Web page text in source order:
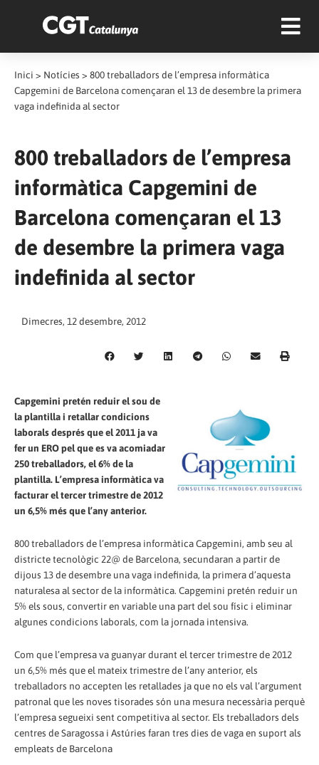
Inici > Notícies > 800 treballadors de l’empresa informàtica
Capgemini de Barcelona començaran el 13 de desembre la primera
vaga indefinida al sector
800 treballadors de l’empresa
informàtica Capgemini de
Barcelona començaran el 13
de desembre la primera vaga
indefinida al sector
Dimecres, 12 desembre, 2012
Capgemini pretén reduir el sou de
la plantilla i retallar condicions
laborals després que el 2011 ja va
fer un ERO pel que es va acomiadar
250 treballadors, el 6% de la
plantilla. L’empresa informàtica va
facturar el tercer trimestre de 2012
un 6,5% més que l’any anterior.
800 treballadors de l’empresa informàtica Capgemini, amb seu al
districte tecnològic 22@ de Barcelona, secundaran a partir de
dijous 13 de desembre una vaga indefinida, la primera d’aquesta
naturalesa al sector de la informàtica. Capgemini pretén reduir un
5% els sous, convertir en variable una part del sou físic i eliminar
algunes condicions laborals, com la jornada intensiva.
Com que l’empresa va guanyar durant el tercer trimestre de 2012
un 6,5% més que el mateix trimestre de l’any anterior, els
treballadors no accepten les retallades ja que no els val l’argument
patronal que les noves tisorades són una mesura necessària perquè
l’empresa segueixi sent competitiva al sector. Els treballadors dels
centres de Saragossa i Astúries faran tres dies de vaga en suport als
empleats de Barcelona